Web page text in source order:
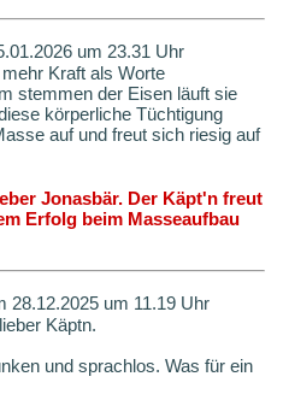
um 23.31 Uhr
Kraft als Worte
stemmen der Eisen läuft sie
körperliche Tüchtigung
auf und freut sich riesig auf
Jonasbär. Der Käpt'n freut
Erfolg beim Masseaufbau
28.12.2025 um 11.19 Uhr
Käptn.
und sprachlos. Was für ein